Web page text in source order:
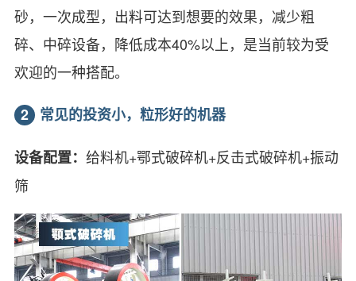
砂，一次成型，出料可达到想要的效果，减少粗
碎、中碎设备，降低成本40%以上，是当前较为受
欢迎的一种搭配。
2 常见的投资小，粒形好的机器
设备配置： 给料机+鄂式破碎机+反击式破碎机+振动
筛